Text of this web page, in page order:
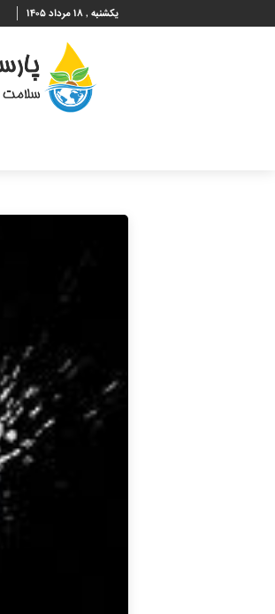
یکشنبه , ۱۸ مرداد ۱۴۰۵